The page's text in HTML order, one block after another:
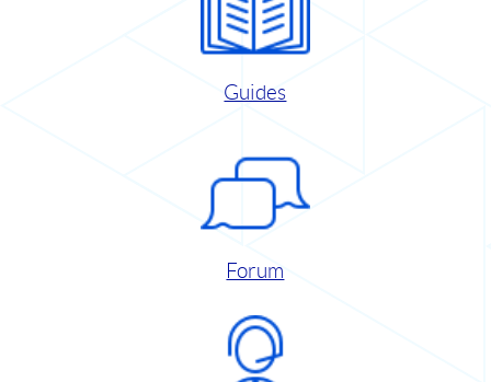
Guides
Forum